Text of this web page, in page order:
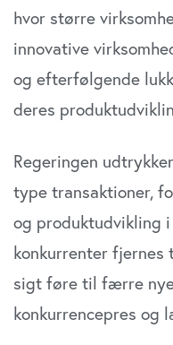
hvor større
innovative
og efterfølgende
deres
Regeringen
type transaktioner,
og produktudvikling i
konkurrenter
sigt føre til færre
konkurrencepres og